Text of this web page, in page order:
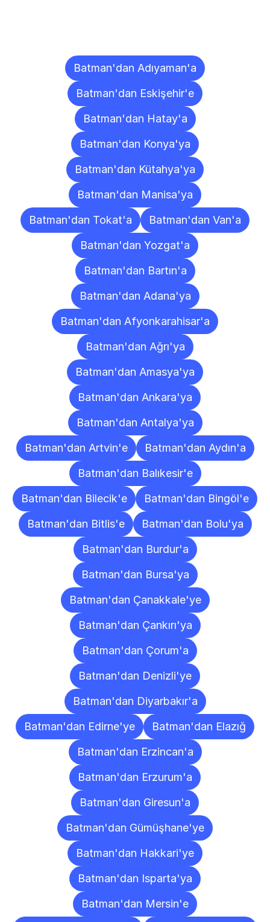
Batman'dan Adıyaman'a
Batman'dan Eskişehir'e
Batman'dan Hatay'a
Batman'dan Konya'ya
Batman'dan Kütahya'ya
Batman'dan Manisa'ya
Batman'dan Tokat'a
Batman'dan Van'a
Batman'dan Yozgat'a
Batman'dan Bartın'a
Batman'dan Adana'ya
Batman'dan Afyonkarahisar'a
Batman'dan Ağrı'ya
Batman'dan Amasya'ya
Batman'dan Ankara'ya
Batman'dan Antalya'ya
Batman'dan Artvin'e
Batman'dan Aydın'a
Batman'dan Balıkesir'e
Batman'dan Bilecik'e
Batman'dan Bingöl'e
Batman'dan Bitlis'e
Batman'dan Bolu'ya
Batman'dan Burdur'a
Batman'dan Bursa'ya
Batman'dan Çanakkale'ye
Batman'dan Çankırı'ya
Batman'dan Çorum'a
Batman'dan Denizli'ye
Batman'dan Diyarbakır'a
Batman'dan Edirne'ye
Batman'dan Elazığ
Batman'dan Erzincan'a
Batman'dan Erzurum'a
Batman'dan Giresun'a
Batman'dan Gümüşhane'ye
Batman'dan Hakkari'ye
Batman'dan Isparta'ya
Batman'dan Mersin'e